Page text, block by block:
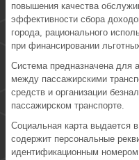
повышения качества
эффективности сбора
города, рационального
при финансировании
Система предназначена для
между пассажирскими
средств и организации
пассажирском транспорте.
Социальная карта выдается
содержит персональные
идентификационным